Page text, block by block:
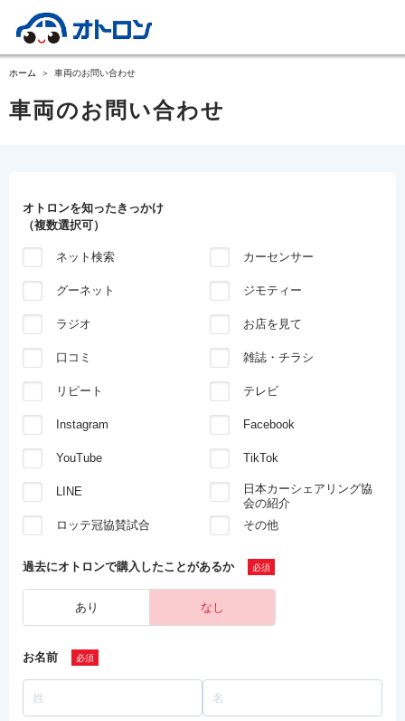
ホーム 車両のお問い合わせ
車両のお問い合わせ
オトロンを知ったきっかけ
（複数選択可）
ネット検索 カーセンサー
グーネット ジモティー
ラジオ お店を見て
口コミ 雑誌・チラシ
リピート テレビ
Instagram Facebook
YouTube TikTok
LINE
日本カーシェアリング協
会の紹介
ロッテ冠協賛試合
その他
過去にオトロンで購入したことがあるか
あり なし
お名前